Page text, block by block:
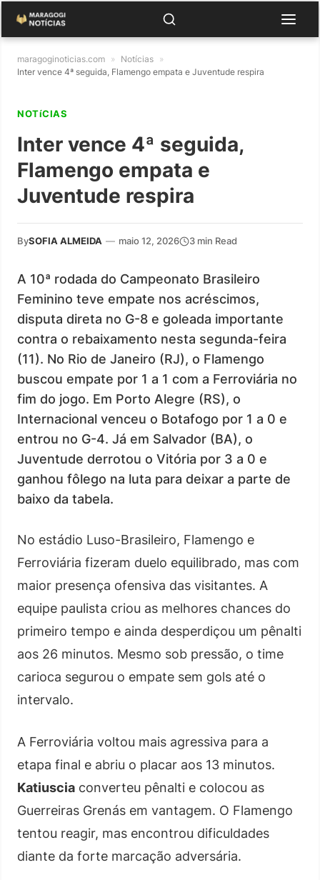
maragoginoticias.com » Notícias »
Inter vence 4ª seguida, Flamengo empata e Juventude respira
NOTíCIAS
Inter vence 4ª seguida,
Flamengo empata e
Juventude respira
BySOFIA ALMEIDA — maio 12, 2026 3 min Read
A 10ª rodada do Campeonato Brasileiro
Feminino teve empate nos acréscimos,
disputa direta no G-8 e goleada importante
contra o rebaixamento nesta segunda-feira
(11). No Rio de Janeiro (RJ), o Flamengo
buscou empate por 1 a 1 com a Ferroviária no
fim do jogo. Em Porto Alegre (RS), o
Internacional venceu o Botafogo por 1 a 0 e
entrou no G-4. Já em Salvador (BA), o
Juventude derrotou o Vitória por 3 a 0 e
ganhou fôlego na luta para deixar a parte de
baixo da tabela.
No estádio Luso-Brasileiro, Flamengo e
Ferroviária fizeram duelo equilibrado, mas com
maior presença ofensiva das visitantes. A
equipe paulista criou as melhores chances do
primeiro tempo e ainda desperdiçou um pênalti
aos 26 minutos. Mesmo sob pressão, o time
carioca segurou o empate sem gols até o
intervalo.
A Ferroviária voltou mais agressiva para a
etapa final e abriu o placar aos 13 minutos.
Katiuscia converteu pênalti e colocou as
Guerreiras Grenás em vantagem. O Flamengo
tentou reagir, mas encontrou dificuldades
diante da forte marcação adversária.